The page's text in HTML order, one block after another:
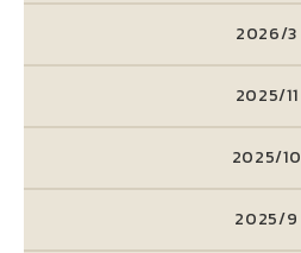
2026/3
2025/11
2025/10
2025/9